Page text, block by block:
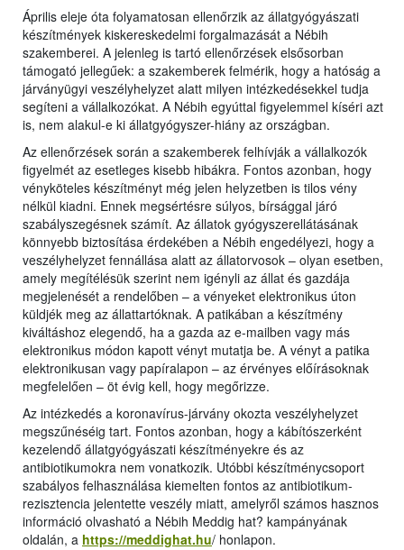
Április eleje óta folyamatosan ellenőrzik az állatgyógyászati
készítmények kiskereskedelmi forgalmazását a Nébih
szakemberei. A jelenleg is tartó ellenőrzések elsősorban
támogató jellegűek: a szakemberek felmérik, hogy a hatóság a
járványügyi veszélyhelyzet alatt milyen intézkedésekkel tudja
segíteni a vállalkozókat. A Nébih egyúttal figyelemmel kíséri azt
is, nem alakul-e ki állatgyógyszer-hiány az országban.
Az ellenőrzések során a szakemberek felhívják a vállalkozók
figyelmét az esetleges kisebb hibákra. Fontos azonban, hogy
vényköteles készítményt még jelen helyzetben is tilos vény
nélkül kiadni. Ennek megsértésre súlyos, bírsággal járó
szabályszegésnek számít. Az állatok gyógyszerellátásának
könnyebb biztosítása érdekében a Nébih engedélyezi, hogy a
veszélyhelyzet fennállása alatt az állatorvosok – olyan esetben,
amely megítélésük szerint nem igényli az állat és gazdája
megjelenését a rendelőben – a vényeket elektronikus úton
küldjék meg az állattartóknak. A patikában a készítmény
kiváltáshoz elegendő, ha a gazda az e-mailben vagy más
elektronikus módon kapott vényt mutatja be. A vényt a patika
elektronikusan vagy papíralapon – az érvényes előírásoknak
megfelelően – öt évig kell, hogy megőrizze.
Az intézkedés a koronavírus-járvány okozta veszélyhelyzet
megszűnéséig tart. Fontos azonban, hogy a kábítószerként
kezelendő állatgyógyászati készítményekre és az
antibiotikumokra nem vonatkozik. Utóbbi készítménycsoport
szabályos felhasználása kiemelten fontos az antibiotikum-
rezisztencia jelentette veszély miatt, amelyről számos hasznos
információ olvasható a Nébih Meddig hat? kampányának
oldalán, a https://meddighat.hu/ honlapon.